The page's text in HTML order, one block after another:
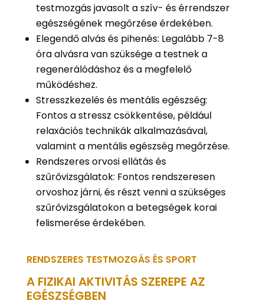
testmozgás javasolt a szív- és érrendszer
egészségének megőrzése érdekében.
Elegendő alvás és pihenés: Legalább 7-8
óra alvásra van szüksége a testnek a
regenerálódáshoz és a megfelelő
működéshez.
Stresszkezelés és mentális egészség:
Fontos a stressz csökkentése, például
relaxációs technikák alkalmazásával,
valamint a mentális egészség megőrzése.
Rendszeres orvosi ellátás és
szűrővizsgálatok: Fontos rendszeresen
orvoshoz járni, és részt venni a szükséges
szűrővizsgálatokon a betegségek korai
felismerése érdekében.
RENDSZERES TESTMOZGÁS ÉS SPORT
A FIZIKAI AKTIVITÁS SZEREPE AZ
EGÉSZSÉGBEN